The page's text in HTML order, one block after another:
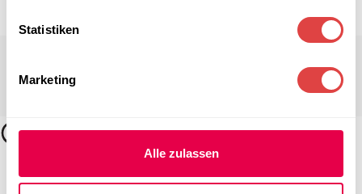
Statistiken
Marketing
Alle zulassen